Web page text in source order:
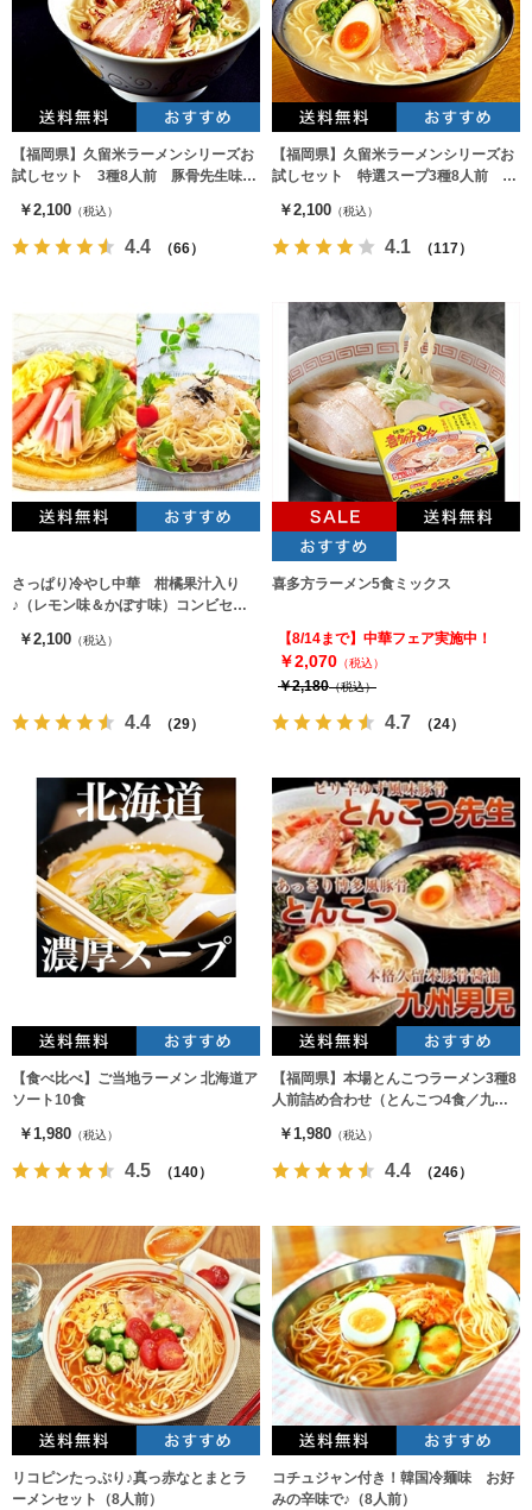
【福岡県】久留米ラーメンシリーズお
試しセット 3種8人前 豚骨先生味4
食￥2,100 （税込）
4.4 （66）
【福岡県】久留米ラーメンシリーズお
試しセット 特選スープ3種8人前 と
￥2,100 （税込）
4.1 （117）
さっぱり冷やし中華 柑橘果汁入り
♪（レモン味＆かぼす味）コンビセッ
￥2,100 （税込）
4.4 （29）
喜多方ラーメン5食ミックス
【8/14まで】中華フェア実施中！
￥2,070 （税込）
￥2,180（税込）
4.7 （24）
【食べ比べ】ご当地ラーメン 北海道ア
ソート10食
￥1,980 （税込）
4.5 （140）
【福岡県】本場とんこつラーメン3種8
人前詰め合わせ（とんこつ4食／九州
￥1,980 （税込）
4.4 （246）
リコピンたっぷり♪真っ赤なとまとラ
ーメンセット（8人前）
コチュジャン付き！韓国冷麺味 お好
みの辛味で♪（8人前）